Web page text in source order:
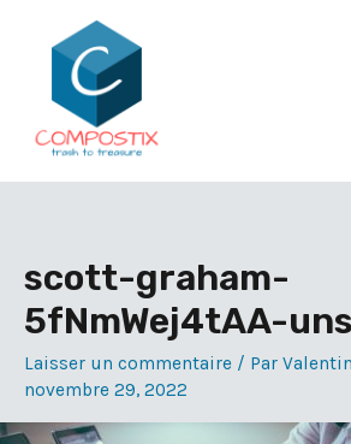
scott-graham-
5fNmWej4tAA-
Laisser un commentaire / Par
novembre 29, 2022